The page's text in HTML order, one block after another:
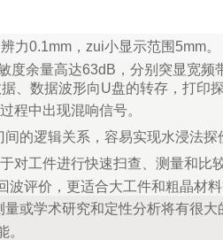
力0.1mm，zui小显示范围5mm。
度余量高达63dB，分别突显宽频
、数据波形向U盘的转存，打印
程中出现混响信号。
的逻辑关系，容易实现水浸法探
对工件进行快速扫查、测量和比较
评价，更适合大工件和粗晶材料
或学术研究和定性分析将有很大
。